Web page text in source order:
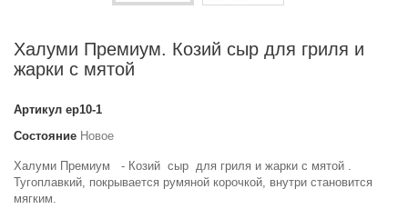
Халуми Премиум. Козий сыр для гриля и
жарки с мятой
Артикул ер10-1
Состояние Новое
Халуми Премиум - Козий сыр для гриля и жарки с мятой .
Тугоплавкий, покрывается румяной корочкой, внутри становится
мягким.